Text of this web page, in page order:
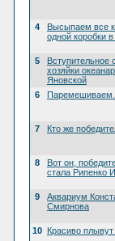
4
Высыпаем все
одной коробки
5
Вступительное
хозяйки
Яновской
6
7 Кто же
8
Вот он,
стала Рипенко
9
Аквариум
Смирнова
10 Красиво плывут